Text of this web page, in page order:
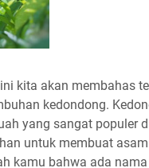
kita akan membahas
kedondong.
yang sangat populer
untuk membuat
kamu bahwa ada